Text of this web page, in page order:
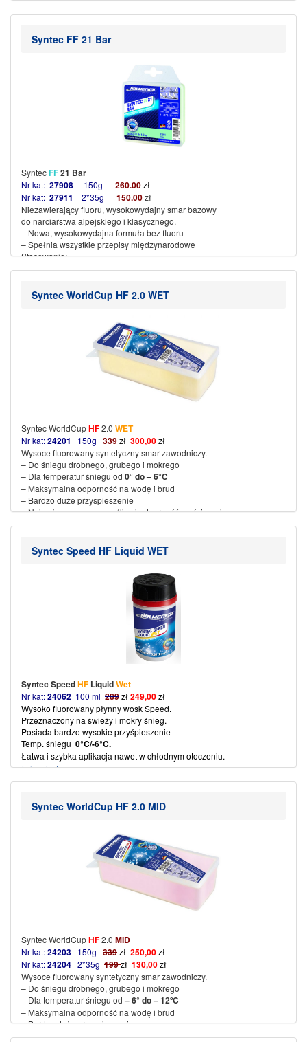
1. Przed użyciem dobrze wstrząsnąć
zintegrowanej gąbki
3. Pozostawić do wyschnięcia na co najmniej 10 minut (powstanie
4. Następnie mocno wygładzić powłokę (więcej…)
Syntec FF 21 Bar
SyntecFF21 Bar
Nr kat: 27908 150g 260.00zł
Nr kat: 27911 2*35g 150.00zł
Niezawierający fluoru, wysokowydajny smar bazowy
do narciarstwa alpejskiego i klasycznego.
– Nowa, wysokowydajna formuła bez fluoru
– Spełnia wszystkie przepisy międzynarodowe
Stosowanie:
– Dla temperatur śniegu od0° do –20°C
– Niskie zbieranie brudu
– Szeroki zakres zastosowań
Syntec WorldCup HF 2.0 WET
Syntec WorldCupHF2.0 WET
Nr kat:24201 150g 339zł 300,00zł
Wysoce fluorowany syntetyczny smar zawodniczy.
– Do śniegu drobnego, grubego i mokrego
– Dla temperatur śniegu od 0° do – 6°C
– Maksymalna odporność na wodę i brud
– Bardzo duże przyspieszenie
– Najwyższe oceny za poślizg i odporność na ścieranie
– Temperatura żelazka 110 ~120 °C(więcej…)
Syntec Speed HF Liquid WET
Syntec SpeedHF LiquidWet
Nr kat:24062 100 ml 289zł 249,00zł
Wysoko fluorowany płynny wosk Speed.
Przeznaczony na świeży i mokry śnieg.
Posiada bardzo wysokie przyśpieszenie
Temp. śniegu 0°C/-6°C.
Łatwa i szybka aplikacja nawet w chłodnym otoczeniu.
(więcej…)
Syntec WorldCup HF 2.0 MID
Syntec WorldCupHF2.0 MID
Nr kat:24203 150g 339zł 250,00zł
Nr kat:24204 2*35g 199zł 130,00zł
Wysoce fluorowany syntetyczny smar zawodniczy.
– Do śniegu drobnego, grubego i mokrego
– Dla temperatur śniegu od – 6° do – 12ºC
– Maksymalna odporność na wodę i brud
– Bardzo duże przyspieszenie
– Najwyższe oceny za poślizg i odporność na ścieranie